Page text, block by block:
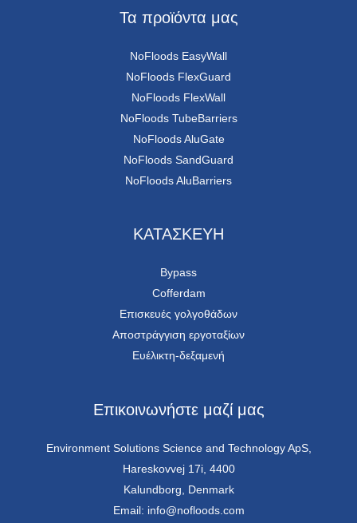
Τα προϊόντα μας
NoFloods EasyWall
NoFloods FlexGuard
NoFloods FlexWall
NoFloods TubeBarriers
NoFloods AluGate
NoFloods SandGuard
NoFloods AluBarriers
ΚΑΤΑΣΚΕΥΗ
Bypass
Cofferdam
Επισκευές γολγοθάδων
Αποστράγγιση εργοταξίων
Ευέλικτη-δεξαμενή
Επικοινωνήστε μαζί μας
Environment Solutions Science and Technology ApS,
Hareskovvej 17i, 4400
Kalundborg, Denmark
Email: info@nofloods.com